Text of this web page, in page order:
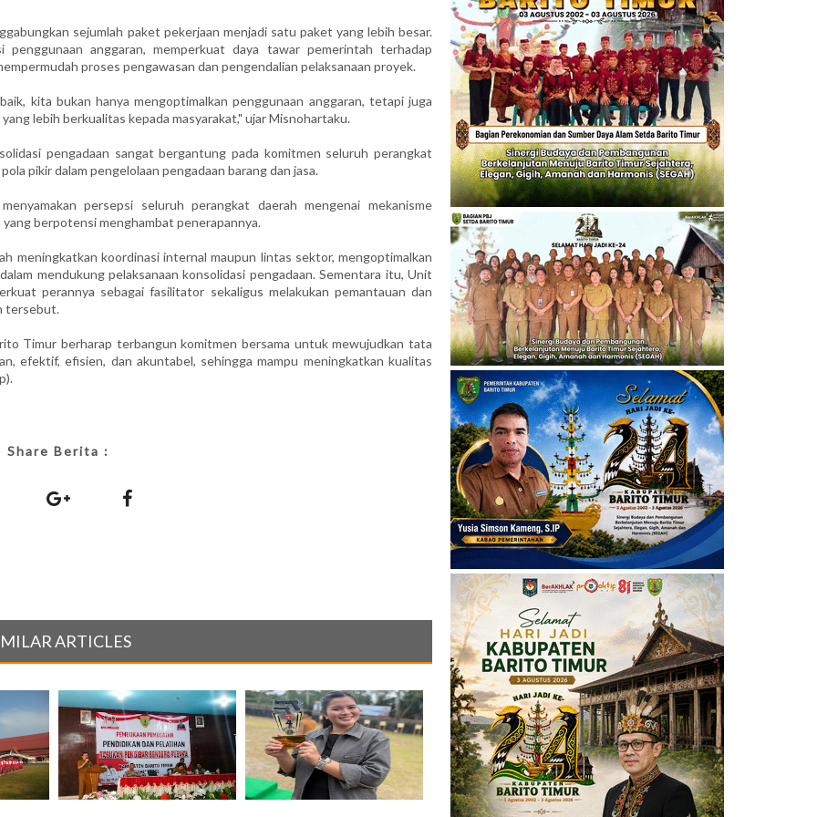
sejumlah paket pekerjaan menjadi satu paket yang lebih besar.
anggaran, memperkuat daya tawar pemerintah terhadap
proses pengawasan dan pengendalian pelaksanaan proyek.
kita bukan hanya mengoptimalkan penggunaan anggaran, tetapi juga
lebih berkualitas kepada masyarakat," ujar Misnohartaku.
pengadaan sangat bergantung pada komitmen seluruh perangkat
pikir dalam pengelolaan pengadaan barang dan jasa.
persepsi seluruh perangkat daerah mengenai mekanisme
berpotensi menghambat penerapannya.
meningkatkan koordinasi internal maupun lintas sektor, mengoptimalkan
mendukung pelaksanaan konsolidasi pengadaan. Sementara itu, Unit
perannya sebagai fasilitator sekaligus melakukan pemantauan dan
tersebut.
Timur berharap terbangun komitmen bersama untuk mewujudkan tata
efektif, efisien, dan akuntabel, sehingga mampu meningkatkan kualitas
Share Berita :
ARTICLES